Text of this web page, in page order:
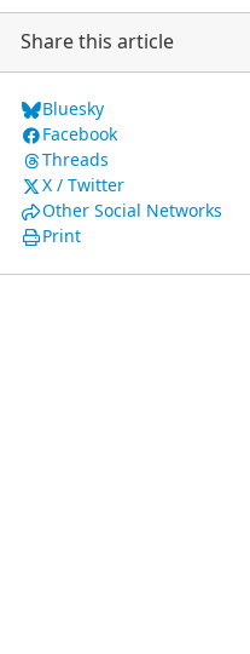
Share this article
Bluesky
Facebook
Threads
X / Twitter
Other Social Networks
Print